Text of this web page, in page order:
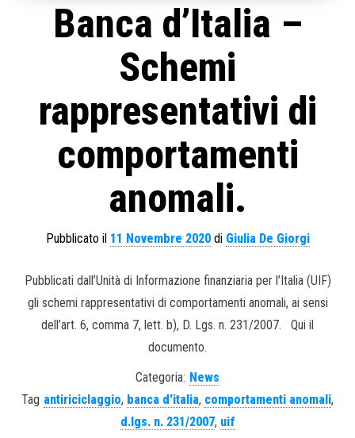
Banca d’Italia –
Schemi
rappresentativi di
comportamenti
anomali.
Pubblicato il 11 Novembre 2020di Giulia De Giorgi
Pubblicati dall’Unità di Informazione finanziaria per l’Italia (UIF)
gli schemi rappresentativi di comportamenti anomali, ai sensi
dell’art. 6, comma 7, lett. b), D. Lgs. n. 231/2007. Qui il
documento.
Categoria: News
Tag antiriciclaggio, banca d'italia, comportamenti anomali,
d.lgs. n. 231/2007, uif